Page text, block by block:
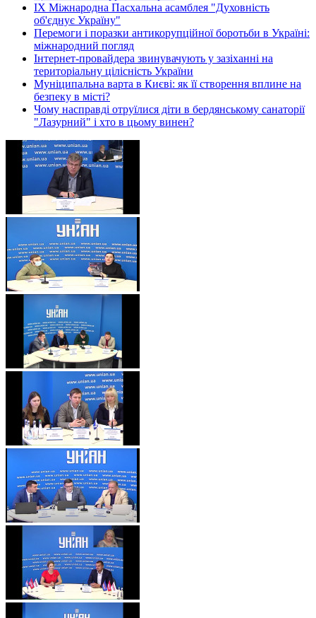
ІХ Міжнародна Пасхальна асамблея "Духовність
об'єднує Україну"
Перемоги і поразки антикорупційної боротьби в Україні:
міжнародний погляд
Інтернет-провайдера звинувачують у зазіханні на
територіальну цілісність України
Муніципальна варта в Києві: як її створення вплине на
безпеку в місті?
Чому насправді отруїлися діти в бердянському санаторії
"Лазурний" і хто в цьому винен?